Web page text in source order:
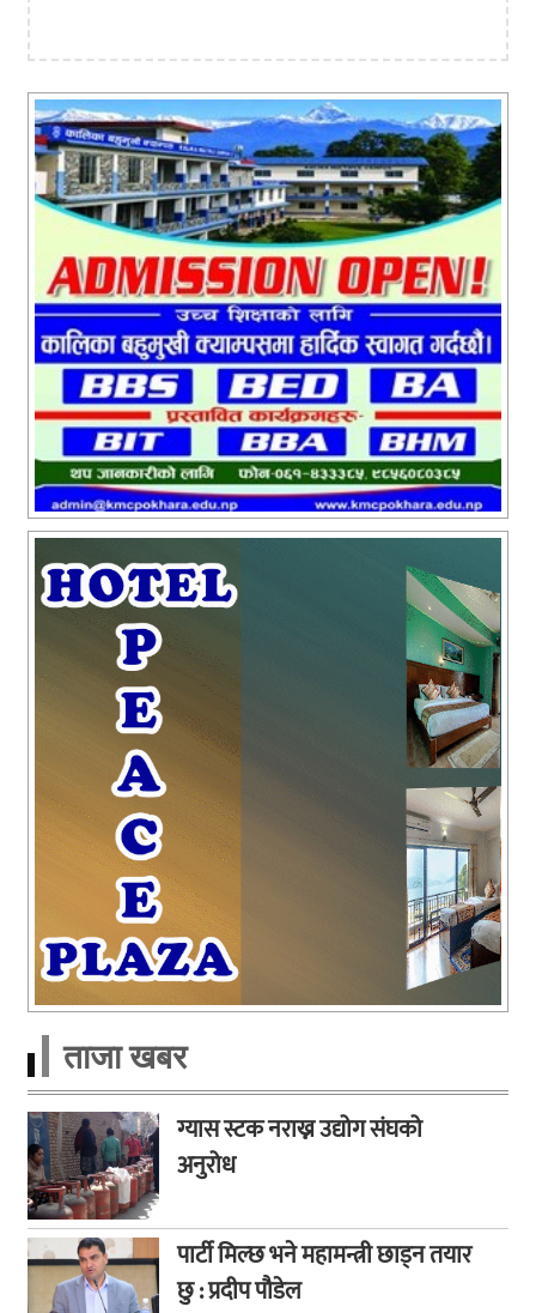
ताजा खबर
ग्यास स्टक नराख्न उद्योग संघको
अनुरोध
पार्टी मिल्छ भने महामन्त्री छाड्न तयार
छु : प्रदीप पौडेल